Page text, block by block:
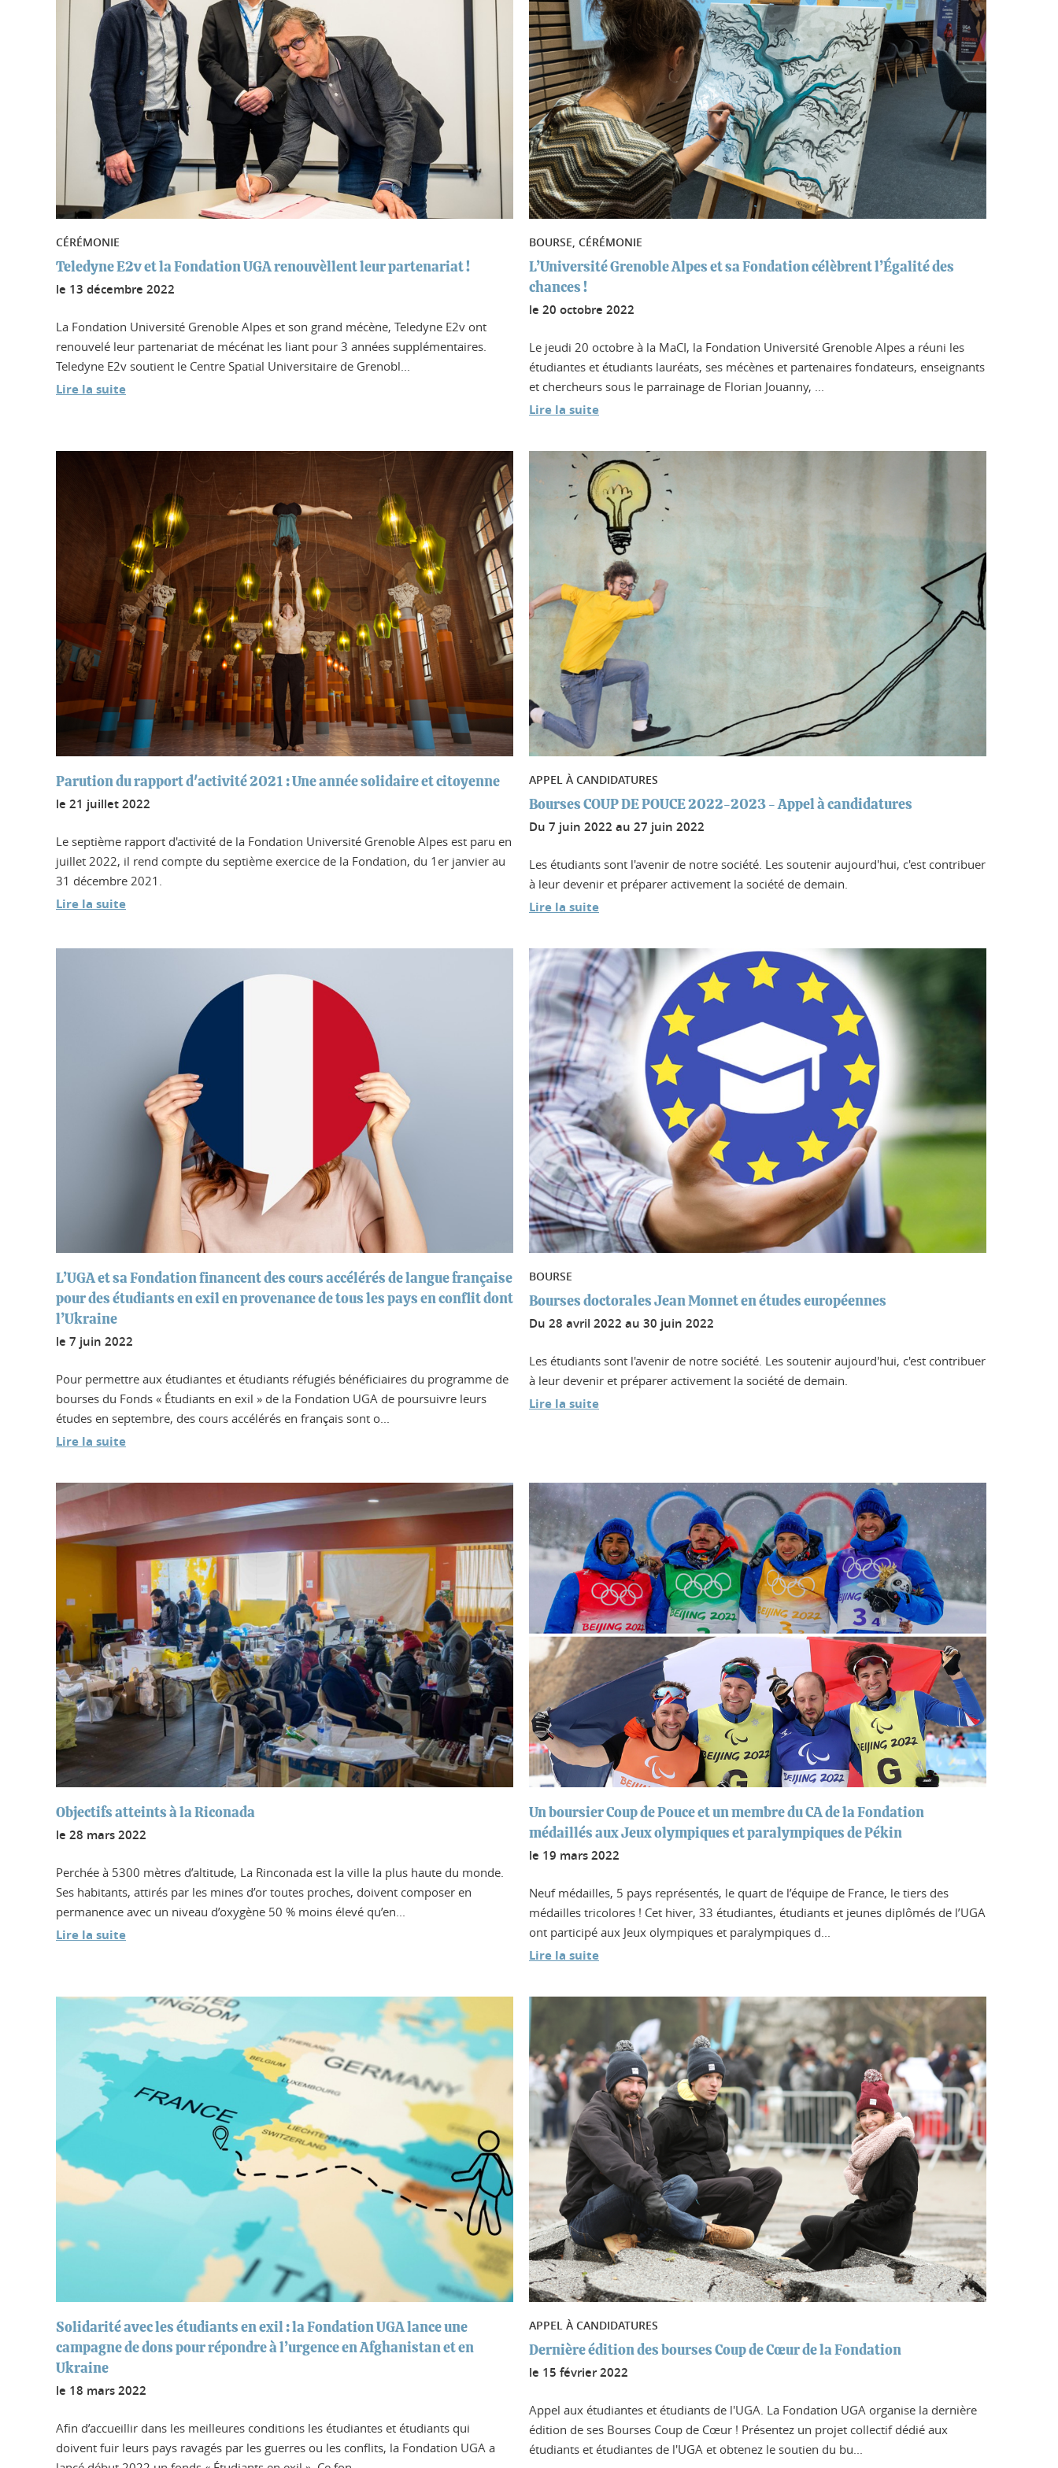
CÉRÉMONIE
Teledyne E2v et la Fondation UGA renouvèllent leur partenariat !
le 13 décembre 2022
La Fondation Université Grenoble Alpes et son grand mécène, Teledyne E2v ont
renouvelé leur partenariat de mécénat les liant pour 3 années supplémentaires.
Teledyne E2v soutient le Centre Spatial Universitaire de Grenobl...
Lire la suite
BOURSE, CÉRÉMONIE
L’Université Grenoble Alpes et sa Fondation célèbrent l’Égalité des
chances !
le 20 octobre 2022
Le jeudi 20 octobre à la MaCI, la Fondation Université Grenoble Alpes a réuni les
étudiantes et étudiants lauréats, ses mécènes et partenaires fondateurs, enseignants
et chercheurs sous le parrainage de Florian Jouanny, ...
Lire la suite
Parution du rapport d'activité 2021 : Une année solidaire et citoyenne
le 21 juillet 2022
Le septième rapport d'activité de la Fondation Université Grenoble Alpes est paru en
juillet 2022, il rend compte du septième exercice de la Fondation, du 1er janvier au
31 décembre 2021.
Lire la suite
APPEL À CANDIDATURES
Bourses COUP DE POUCE 2022-2023 - Appel à candidatures
Du 7 juin 2022 au 27 juin 2022
Les étudiants sont l'avenir de notre société. Les soutenir aujourd'hui, c'est contribuer
à leur devenir et préparer activement la société de demain.
Lire la suite
L’UGA et sa Fondation financent des cours accélérés de langue française
pour des étudiants en exil en provenance de tous les pays en conflit dont
l’Ukraine
le 7 juin 2022
Pour permettre aux étudiantes et étudiants réfugiés bénéficiaires du programme de
bourses du Fonds « Étudiants en exil » de la Fondation UGA de poursuivre leurs
études en septembre, des cours accélérés en français sont o...
Lire la suite
BOURSE
Bourses doctorales Jean Monnet en études européennes
Du 28 avril 2022 au 30 juin 2022
Les étudiants sont l'avenir de notre société. Les soutenir aujourd'hui, c'est contribuer
à leur devenir et préparer activement la société de demain.
Lire la suite
Objectifs atteints à la Riconada
le 28 mars 2022
Perchée à 5300 mètres d’altitude, La Rinconada est la ville la plus haute du monde.
Ses habitants, attirés par les mines d’or toutes proches, doivent composer en
permanence avec un niveau d’oxygène 50 % moins élevé qu’en...
Lire la suite
Un boursier Coup de Pouce et un membre du CA de la Fondation
médaillés aux Jeux olympiques et paralympiques de Pékin
le 19 mars 2022
Neuf médailles, 5 pays représentés, le quart de l’équipe de France, le tiers des
médailles tricolores ! Cet hiver, 33 étudiantes, étudiants et jeunes diplômés de l’UGA
ont participé aux Jeux olympiques et paralympiques d...
Lire la suite
Solidarité avec les étudiants en exil : la Fondation UGA lance une
campagne de dons pour répondre à l’urgence en Afghanistan et en
Ukraine
le 18 mars 2022
Afin d’accueillir dans les meilleures conditions les étudiantes et étudiants qui
doivent fuir leurs pays ravagés par les guerres ou les conflits, la Fondation UGA a
APPEL À CANDIDATURES
Dernière édition des bourses Coup de Cœur de la Fondation
le 15 février 2022
Appel aux étudiantes et étudiants de l'UGA. La Fondation UGA organise la dernière
édition de ses Bourses Coup de Cœur ! Présentez un projet collectif dédié aux
étudiants et étudiantes de l'UGA et obtenez le soutien du bu...